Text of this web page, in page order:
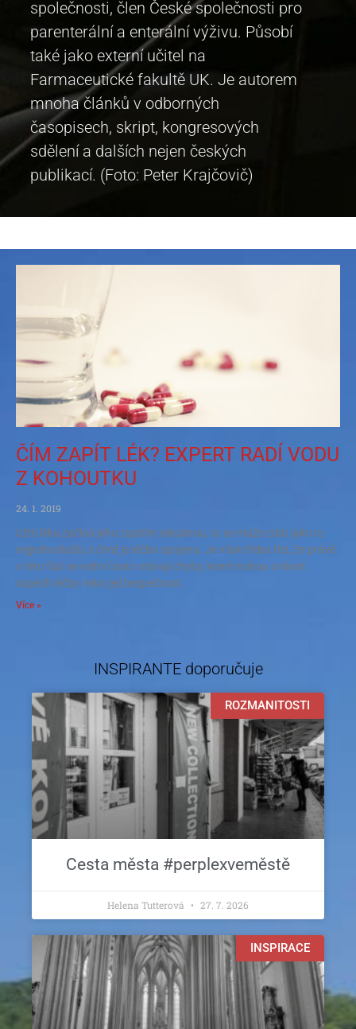
společnosti, člen České společnosti pro
parenterální a enterální výživu. Působí
také jako externí učitel na
Farmaceutické fakultě UK. Je autorem
mnoha článků v odborných
časopisech, skript, kongresových
sdělení a dalších nejen českých
publikací. (Foto: Peter Krajčovič)
ČÍM ZAPÍT LÉK? EXPERT RADÍ VODU
Z KOHOUTKU
24. 1. 2019
Užití léku začíná jeho zapitím tekutinou, to se může zdát jako to
nejjednodušší, s čímž je léčba spojena. Je však třeba říct, že právě
v této fázi se velmi často stávají chyby, které mohou ovlivnit
úspěch léčby nebo její bezpečnost.
Více »
INSPIRANTE doporučuje
ROZMANITOSTI
Cesta města #perplexveměstě
Helena Tutterová 27. 7. 2026
INSPIRACE